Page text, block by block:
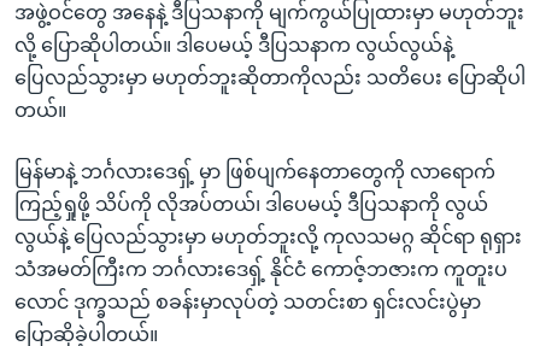
အဖွဲ့ဝင်တွေ အနေနဲ့ ဒီပြသနာကို မျက်ကွယ်ပြုထားမှာ မဟုတ်ဘူး
လို့ ပြောဆိုပါတယ်။ ဒါပေမယ့် ဒီပြသနာက လွယ်လွယ်နဲ့
ပြေလည်သွားမှာ မဟုတ်ဘူးဆိုတာကိုလည်း သတိပေး ပြောဆိုပါ
တယ်။
မြန်မာနဲ့ ဘင်္ဂလားဒေရှ့် မှာ ဖြစ်ပျက်နေတာတွေကို လာရောက်
ကြည့်ရှုဖို့ သိပ်ကို လိုအပ်တယ်၊ ဒါပေမယ့် ဒီပြသနာကို လွယ်
လွယ်နဲ့ ပြေလည်သွားမှာ မဟုတ်ဘူးလို့ ကုလသမဂ္ဂ ဆိုင်ရာ ရုရှား
သံအမတ်ကြီးက ဘင်္ဂလားဒေရှ့် နိုင်ငံ ကောဇ့်ဘဇားက ကူတူးပ
လောင် ဒုက္ခသည် စခန်းမှာလုပ်တဲ့ သတင်းစာ ရှင်းလင်းပွဲမှာ
ပြောဆိုခဲ့ပါတယ်။